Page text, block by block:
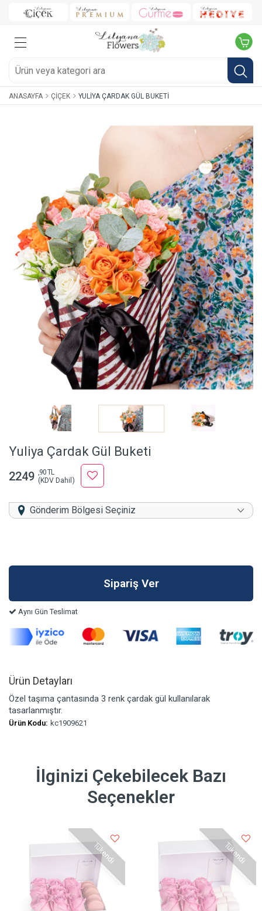
ANASAYFA ÇIÇEK YULIYA ÇARDAK GÜL BUKETI
Yuliya Çardak Gül Buketi
2249 ,90 TL
(KDV Dahil)
Gönderim Bölgesi Seçiniz
Aynı Gün Teslimat
Ürün Detayları
Özel taşıma çantasında 3 renk çardak gül kullanılarak
tasarlanmıştır.
Ürün Kodu: kc1909621
İlginizi Çekebilecek Bazı
Seçenekler
Tükendi Tükendi